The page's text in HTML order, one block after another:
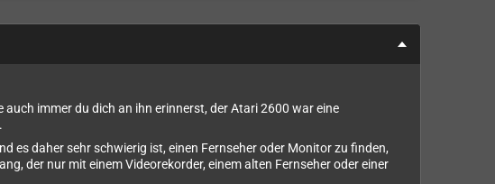
immer du dich an ihn erinnerst, der Atari 2600 war eine
es daher sehr schwierig ist, einen Fernseher oder Monitor zu finden,
der nur mit einem Videorekorder, einem alten Fernseher oder einer